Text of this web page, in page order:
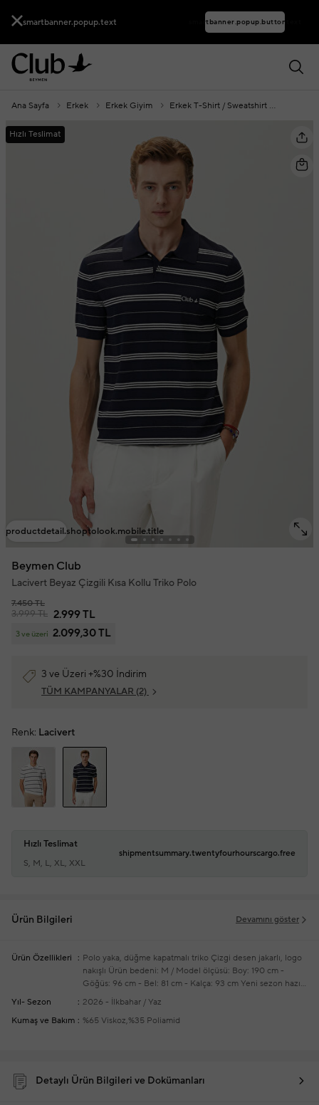
smartbanner.popup.text smartbanner.popup.buttontext
Hızlı Teslimat
Ana Sayfa Erkek Erkek Giyim Erkek T-Shirt / Sweatshirt
productdetail.shoptolook.mobile.title
Beymen Club
Lacivert Beyaz Çizgili Kısa Kollu Triko Polo
7.450 TL
3.999 TL 2.999 TL
3 ve üzeri 2.099,30 TL
3 ve Üzeri +%30 İndirim
TÜM KAMPANYALAR (2)
Renk: Lacivert
Hızlı Teslimat
S, M, L, XL, XXL
shipmentsummary.twentyfourhourscargo.free
Ürün Bilgileri Devamını göster
Ürün Özellikleri Polo yaka, düğme kapatmalı triko Çizgi desen jakarlı, logo
nakışlı Ürün bedeni: M / Model ölçüsü: Boy: 190 cm -
Göğüs: 96 cm - Bel: 81 cm - Kalça: 93 cm Yeni sezon hazır
giyim alışverişlerinizde ücretsiz tadilat yapılmaktadır
Yıl- Sezon
2026 - İlkbahar / Yaz
Kumaş ve Bakım
%65 Viskoz,%35 Poliamid
Detaylı Ürün Bilgileri ve Dokümanları